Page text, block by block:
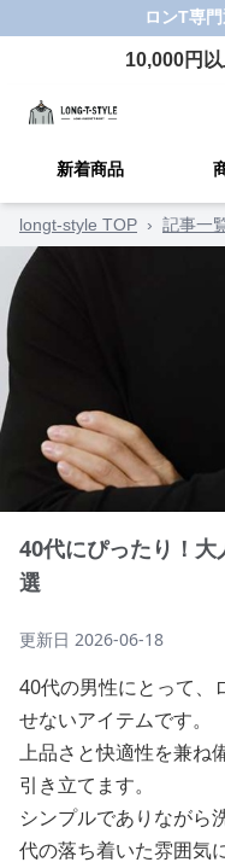
ロンT専門
10,000円
新着商品
longt-style TOP › 記事一
40代にぴったり！
選
更新日 2026-06-18
40代の男性にとって、
せないアイテムです。
上品さと快適性を兼ね
引き立てます。
シンプルでありながら
代の落ち着いた雰囲気